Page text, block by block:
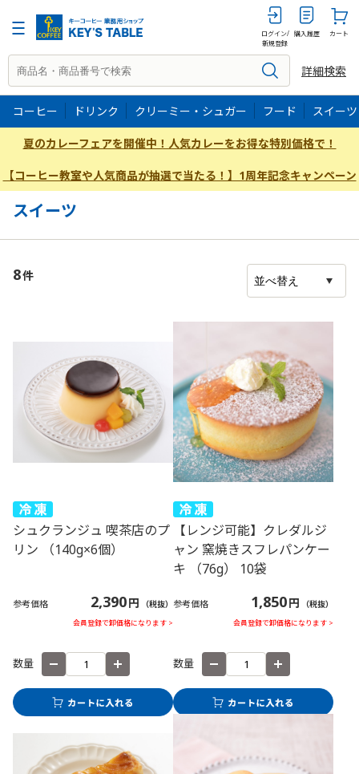
ログイン/
新規登録
購入履歴 カート
詳細検索
コーヒー ドリンク クリーミー・シュガー フード スイーツ
夏のカレーフェアを開催中！人気カレーをお得な特別価格で！
【コーヒー教室や人気商品が抽選で当たる！】1周年記念キャンペーン
スイーツ
8件
シュクランジュ 喫茶店のプ
リン （140g×6個）
参考価格 2,390円 （税抜）
会員登録で卸価格になります >
数量
【レンジ可能】クレダルジ
ャン 窯焼きスフレパンケー
キ （76g） 10袋
参考価格 1,850円 （税抜）
会員登録で卸価格になります >
数量